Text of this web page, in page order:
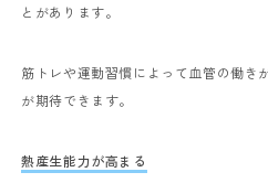
とがあります。
筋トレや運動習慣によって血管の働き
が期待できます。
熱産生能力が高まる